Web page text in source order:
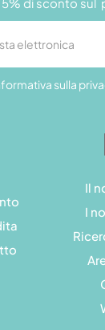
Il
I
sulla